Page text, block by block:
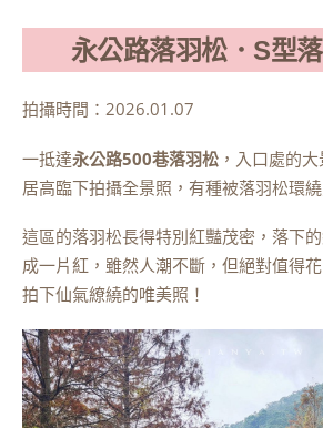
永公路落羽松．S型
拍攝時間：2026.01.07
一抵達永公路500巷落羽松 ，入口處的
居高臨下拍攝全景照，有種被落羽松環繞
這區的落羽松長得特別紅豔茂密，落下
成一片紅，雖然人潮不斷，但絕對值得
拍下仙氣繚繞的唯美照！